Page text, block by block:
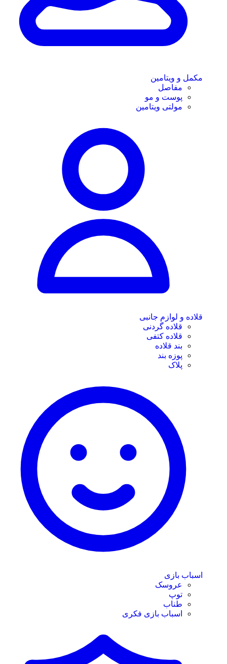
مکمل و ویتامین
مفاصل
پوست و مو
مولتی ویتامین
قلاده و لوازم جانبی
قلاده گردنی
قلاده کتفی
بند قلاده
پوزه بند
پلاک
اسباب بازی
عروسک
توپ
طناب
اسباب بازی فکری